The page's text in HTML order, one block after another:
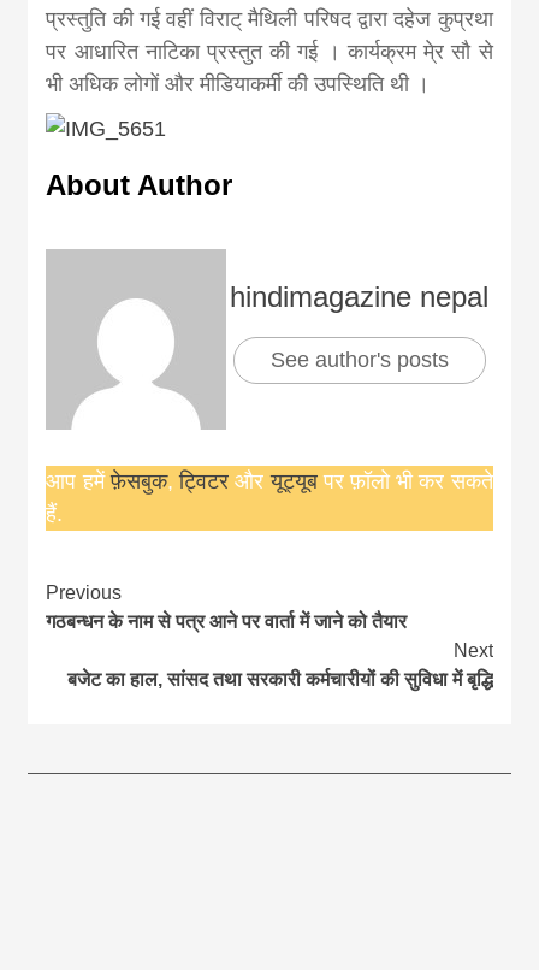
प्रस्तुति की गई वहीं विराट् मैथिली परिषद द्वारा दहेज कुप्रथा
पर आधारित नाटिका प्रस्तुत की गई । कार्यक्रम मे्र सौ से
भी अधिक लोगों और मीडियाकर्मी की उपस्थिति थी ।
About Author
hindimagazine nepal
See author's posts
आप हमेंफ़ेसबुक,ट्विटरऔरयूट्यूबपर फ़ॉलो भी कर सकते
हैं.
Continue
Reading
Previous
गठबन्धन के नाम से पत्र आने पर वार्ता में जाने को तैयार
Next
बजेट का हाल, सांसद तथा सरकारी कर्मचारीयों की सुविधा में बृद्धि